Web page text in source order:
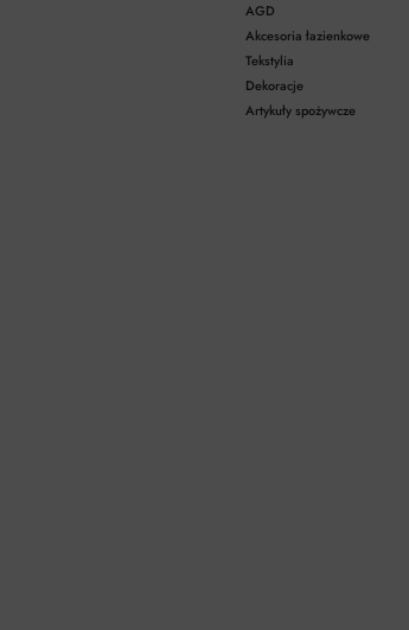
AGD
Akcesoria łazienkowe
Tekstylia
Dekoracje
Artykuły spożywcze